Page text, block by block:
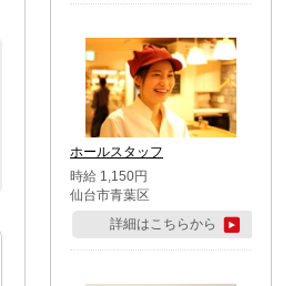
ホールスタッフ
時給 1,150円
仙台市青葉区
詳細はこちらから